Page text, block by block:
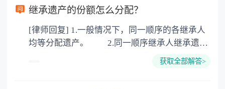
以防对财产继承发生纠纷，可以对遗产继承进行
公证。
继承遗产的份额怎么分配？
[律师回复] 1.一般情况下，同一顺序的各继承人
均等分配遗产。 2.同一顺序继承人继承遗产
获取全部解答>